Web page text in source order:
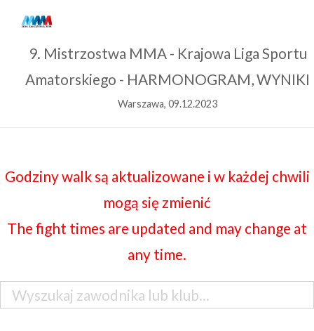
9. Mistrzostwa MMA - Krajowa Liga Sportu
Amatorskiego - HARMONOGRAM, WYNIKI
Warszawa, 09.12.2023
Godziny walk są aktualizowane i w każdej chwili
mogą się zmienić
The fight times are updated and may change at
any time.